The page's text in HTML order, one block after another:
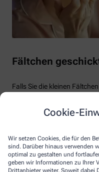
Cookie-
Wir setzen Cookies, die für den
sind. Darüber hinaus verwenden
optimal zu gestalten und
geben wir Informationen zu Ihrer
Drittanbieter weiter. Soweit dabei
Fältchen
Falls Sie die kleinen
Ihnen dagegen dunkle
wegzaubern. Aufhellende
Pigmentierung der Haut
und klopfen Sie sie sanft
Sie zum Schluss einen